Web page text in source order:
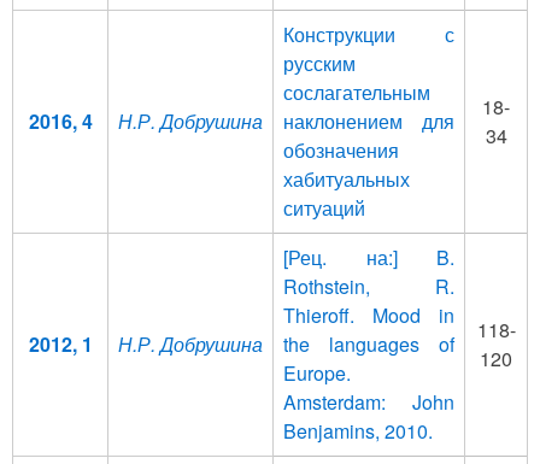
2016, 4 Н.Р. Добрушина
Конструкции с
русским
сослагательным
наклонением для
обозначения
хабитуальных
ситуаций
18-
34
2012, 1 Н.Р. Добрушина
[Рец. на:] B.
Rothstein, R.
Thieroff. Mood in
the languages of
Europe.
Amsterdam: John
Benjamins, 2010.
118-
120